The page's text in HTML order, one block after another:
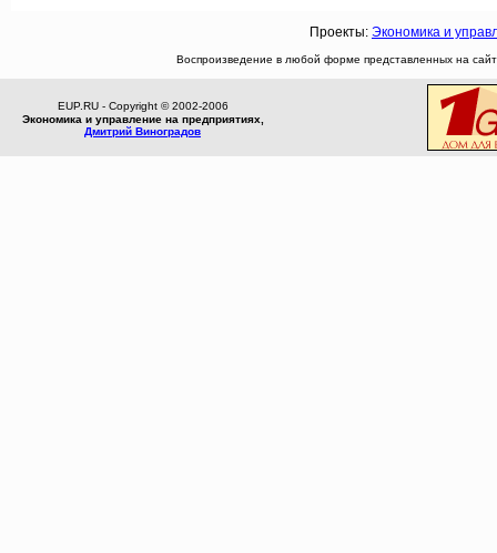
Проекты: Экономика и
Воспроизведение в любой форме представленных на
EUP.RU - Copyright © 2002-2006
Экономика и управление на предприятиях,
Дмитрий Виноградов